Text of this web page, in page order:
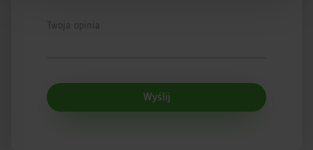
Twoja opinia
Wyślij